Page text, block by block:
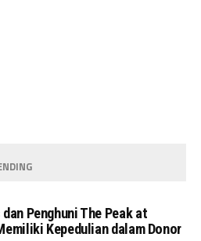
Penghuni The Peak at
Kepedulian dalam Donor